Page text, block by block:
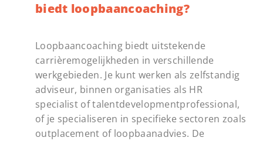
biedt loopbaancoaching?
Loopbaancoaching biedt uitstekende
carrièremogelijkheden in verschillende
werkgebieden. Je kunt werken als zelfstandig
adviseur, binnen organisaties als HR
specialist of talentdevelopmentprofessional,
of je specialiseren in specifieke sectoren zoals
outplacement of loopbaanadvies. De